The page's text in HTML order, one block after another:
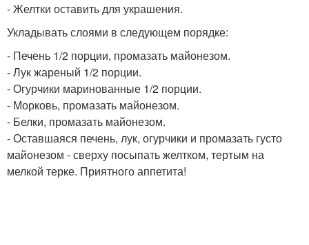
- Желтки оставить для украшения.
Укладывать слоями в следующем порядке:
- Печень 1/2 порции, промазать майонезом.
- Лук жареный 1/2 порции.
- Огурчики маринованные 1/2 порции.
- Морковь, промазать майонезом.
- Белки, промазать майонезом.
- Оставшаяся печень, лук, огурчики и промазать густо
майонезом - сверху посыпать желтком, тертым на
мелкой терке. Приятного аппетита!